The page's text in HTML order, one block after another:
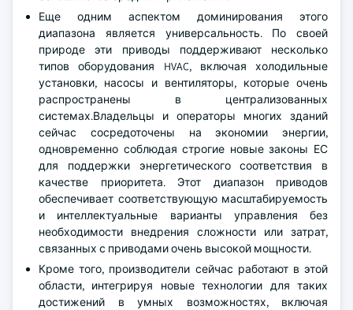
Еще одним аспектом доминирования этого
диапазона является универсальность. По своей
природе эти приводы поддерживают несколько
типов оборудования HVAC, включая холодильные
установки, насосы и вентиляторы, которые очень
распространены в централизованных
системах.Владельцы и операторы многих зданий
сейчас сосредоточены на экономии энергии,
одновременно соблюдая строгие новые законы ЕС
для поддержки энергетического соответствия в
качестве приоритета. Этот диапазон приводов
обеспечивает соответствующую масштабируемость
и интеллектуальные варианты управления без
необходимости внедрения сложности или затрат,
связанных с приводами очень высокой мощности.
Кроме того, производители сейчас работают в этой
области, интегрируя новые технологии для таких
достижений в умных возможностях, включая